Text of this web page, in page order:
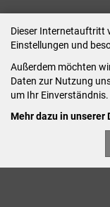
Dieser Internetauftritt
Einstellungen und
Außerdem möchten
Daten zur Nutzung
um Ihr Einverständnis.
Mehr dazu in unserer
Montag: 09:00-
Dienstag: 09:00-
Mittwoch: 09:00 -
Donnerstag:
Freitag: 09:00-